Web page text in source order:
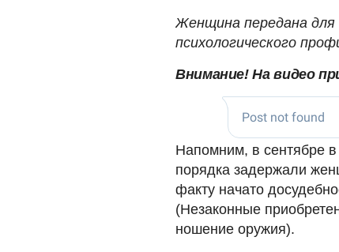
Женщина передана для
психологического
Внимание! На видео
Напомним, в сентябре
порядка задержали
факту начато
(Незаконные
ношение оружия).